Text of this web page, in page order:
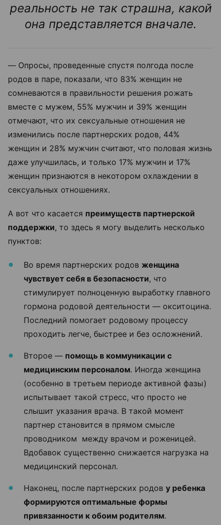
реальность не так страшна, какой
она представляется вначале.
— Опросы, проведенные спустя полгода после
родов в паре, показали, что 83% женщин не
сомневаются в правильности решения рожать
вместе с мужем, 55% мужчин и 39% женщин
отмечают, что их сексуальные отношения не
изменились после партнерских родов, 44%
женщин и 28% мужчин считают, что половая жизнь
даже улучшилась, и только 17% мужчин и 17%
женщин признаются в некотором охлаждении в
сексуальных отношениях.
А вот что касается преимуществ партнерской
поддержки, то здесь я могу выделить несколько
пунктов:
Во время партнерских родов женщина
чувствует себя в безопасности, что
стимулирует полноценную выработку главного
гормона родовой деятельности — окситоцина.
Последний помогает родовому процессу
проходить легче, быстрее и без осложнений.
Второе — помощь в коммуникации с
медицинским персоналом. Иногда женщина
(особенно в третьем периоде активной фазы)
испытывает такой стресс, что просто не
слышит указания врача. В такой момент
партнер становится в прямом смысле
проводником между врачом и роженицей.
Вдобавок существенно снижается нагрузка на
медицинский персонал.
Наконец, после партнерских родов у ребенка
формируются оптимальные формы
привязанности к обоим родителям.